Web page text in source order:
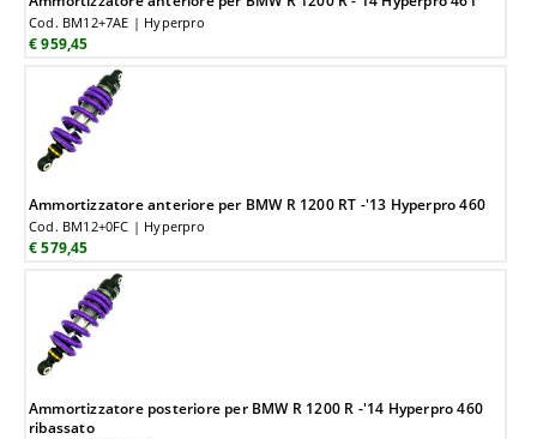
Cod. BM12+7AE | Hyperpro
€ 959,45
Ammortizzatore anteriore per BMW R 1200 RT -'13 Hyperpro 460
Cod. BM12+0FC | Hyperpro
€ 579,45
Ammortizzatore posteriore per BMW R 1200 R -'14 Hyperpro 460
ribassato